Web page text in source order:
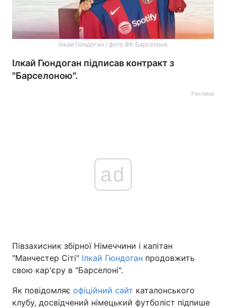
Головна Війна
Економіка Світ
Ілкай Гюндоган / фото ФК Барселона
Ілкай Гюндоган підписав контракт з
"Барселоною".
Реклама
ad
Півзахисник збірної Німеччини і капітан
"Манчестер Сіті" Ілкай Гюндоган продовжить
свою кар'єру в "Барселоні".
Як повідомляє офіційний сайт каталонського
клубу, досвідчений німецький футболіст підпише